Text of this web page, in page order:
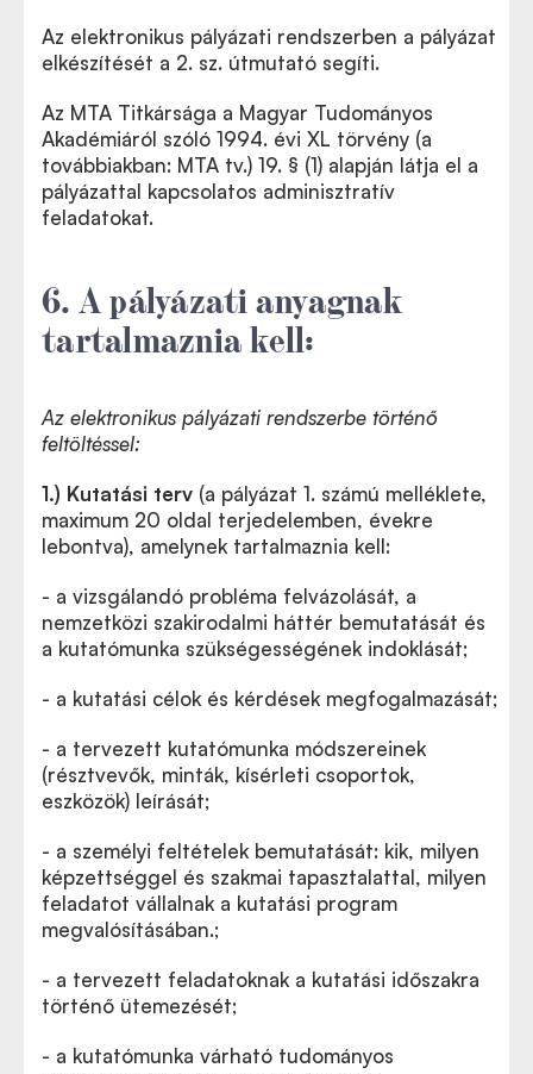
Az elektronikus pályázati rendszerben a pályázat
elkészítését a 2. sz. útmutató segíti.
Az MTA Titkársága a Magyar Tudományos
Akadémiáról szóló 1994. évi XL törvény (a
továbbiakban: MTA tv.) 19. § (1) alapján látja el a
pályázattal kapcsolatos adminisztratív
feladatokat.
6. A pályázati anyagnak
tartalmaznia kell:
Az elektronikus pályázati rendszerbe történő
feltöltéssel:
1.) Kutatási terv (a pályázat 1. számú melléklete,
maximum 20 oldal terjedelemben, évekre
lebontva), amelynek tartalmaznia kell:
- a vizsgálandó probléma felvázolását, a
nemzetközi szakirodalmi háttér bemutatását és
a kutatómunka szükségességének indoklását;
- a kutatási célok és kérdések megfogalmazását;
- a tervezett kutatómunka módszereinek
(résztvevők, minták, kísérleti csoportok,
eszközök) leírását;
- a személyi feltételek bemutatását: kik, milyen
képzettséggel és szakmai tapasztalattal, milyen
feladatot vállalnak a kutatási program
megvalósításában.;
- a tervezett feladatoknak a kutatási időszakra
történő ütemezését;
- a kutatómunka várható tudományos